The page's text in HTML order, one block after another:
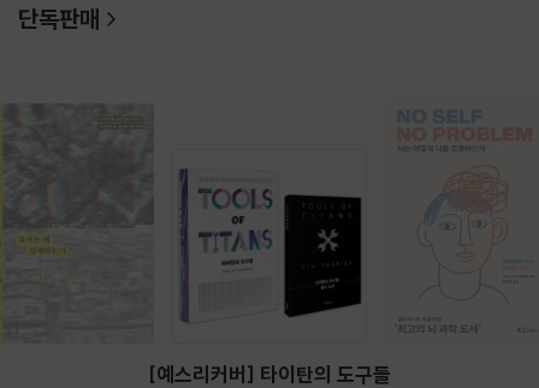
단독판매
[예스리커버] 타이탄의 도구들